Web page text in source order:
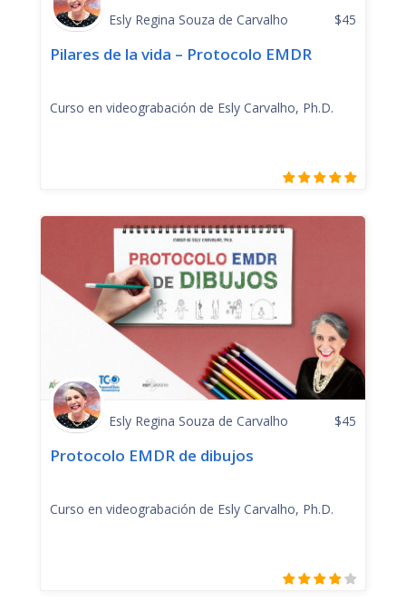
Esly Regina Souza de Carvalho $45
Pilares de la vida – Protocolo EMDR
Curso en videograbación de Esly Carvalho, Ph.D.
Esly Regina Souza de Carvalho $45
Protocolo EMDR de dibujos
Curso en videograbación de Esly Carvalho, Ph.D.